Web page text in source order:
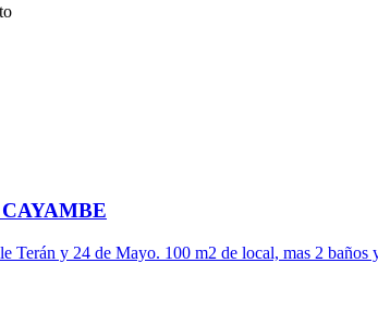
Terán y 24 de Mayo. 100 m2 de local, mas 2